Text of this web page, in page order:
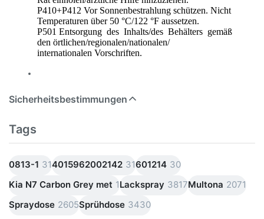
P410+P412 Vor Sonnenbestrahlung schützen. Nicht
Temperaturen über 50 °C/122 °F aussetzen.
P501 Entsorgung des Inhalts/des Behälters gemäß
den örtlichen/regionalen/nationalen/
internationalen Vorschriften.
Sicherheitsbestimmungen
Tags
0813-1 314015962002142 31601214 30
Kia N7 Carbon Grey met 1Lackspray 3817Multona 2071
Spraydose 2605Sprühdose 3430